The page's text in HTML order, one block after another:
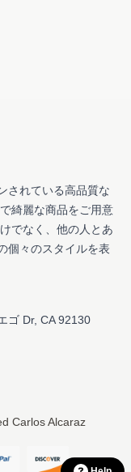
されている高品質な
綺麗な商品をご用意
でなく、他の人とあ
個々のスタイルを表
ゴ Dr, CA 92130
Carlos Alcaraz